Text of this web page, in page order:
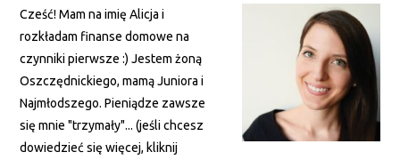
Cześć! Mam na imię Alicja i
rozkładam finanse domowe na
czynniki pierwsze :) Jestem żoną
Oszczędnickiego, mamą Juniora i
Najmłodszego. Pieniądze zawsze
się mnie "trzymały"... (jeśli chcesz
dowiedzieć się więcej, kliknij